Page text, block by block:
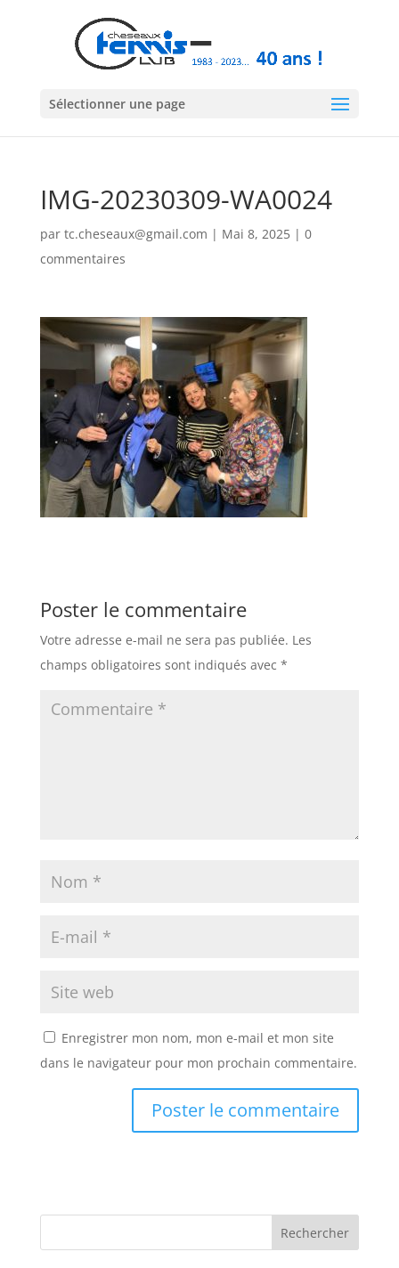
Sélectionner une page
IMG-20230309-WA0024
par tc.cheseaux@gmail.com | Mai 8, 2025| 0
commentaires
Poster le commentaire
Votre adresse e-mail ne sera pas publiée. Les
champs obligatoires sont indiqués avec *
Enregistrer mon nom, mon e-mail et mon site
dans le navigateur pour mon prochain commentaire.
e
r
e
r